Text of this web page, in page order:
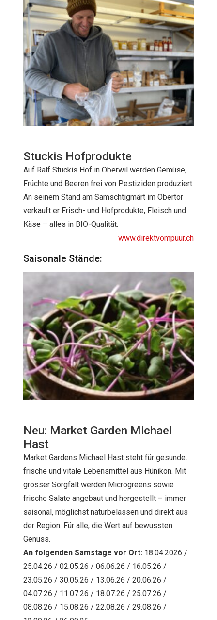
Stuckis Hofprodukte
Auf Ralf Stuckis Hof in Oberwil werden Gemüse,
Früchte und Beeren frei von Pestiziden produziert.
An seinem Stand am Samschtigmärt im Obertor
verkauft er Frisch- und Hofprodukte, Fleisch und
Käse – alles in BIO-Qualität.
www.direktvompuur.ch
Saisonale Stände:
Neu: Market Garden Michael
Hast
Market Gardens Michael Hast steht für gesunde,
frische und vitale Lebensmittel aus Hünikon. Mit
grosser Sorgfalt werden Microgreens sowie
frische Salate angebaut und hergestellt – immer
saisonal, möglichst naturbelassen und direkt aus
der Region. Für alle, die Wert auf bewussten
Genuss.
An folgenden Samstage vor Ort: 18.04.2026 /
25.04.26 / 02.05.26 / 06.06.26 / 16.05.26 /
23.05.26 / 30.05.26 / 13.06.26 / 20.06.26 /
04.07.26 / 11.07.26 / 18.07.26 / 25.07.26 /
08.08.26 / 15.08.26 / 22.08.26 / 29.08.26 /